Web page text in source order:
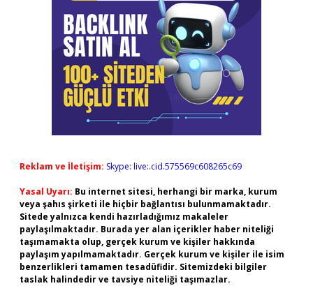
Reklam ve İletişim: Skype: live:.cid.575569c608265c69
Yasal Uyarı: Bu internet sitesi, herhangi bir marka, kurum
veya şahıs şirketi ile hiçbir bağlantısı bulunmamaktadır.
Sitede yalnızca kendi hazırladığımız makaleler
paylaşılmaktadır. Burada yer alan içerikler haber niteliği
taşımamakta olup, gerçek kurum ve kişiler hakkında
paylaşım yapılmamaktadır. Gerçek kurum ve kişiler ile isim
benzerlikleri tamamen tesadüfidir. Sitemizdeki bilgiler
taslak halindedir ve tavsiye niteliği taşımazlar.